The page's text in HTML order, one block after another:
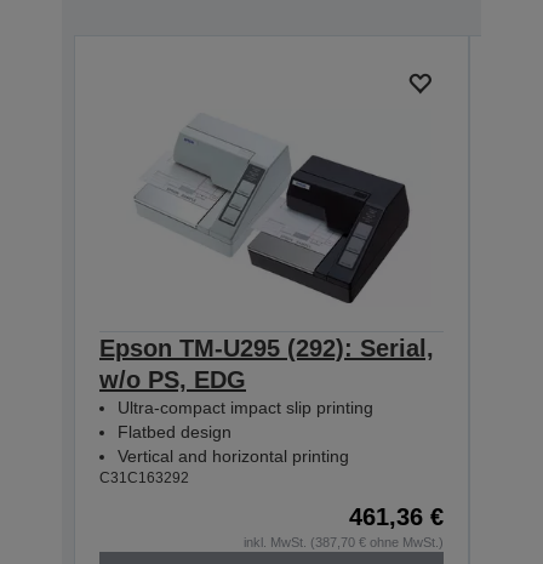
Epson TM-U295 (292): Serial,
w/o PS, EDG
Ultra-compact impact slip printing
Flatbed design
Vertical and horizontal printing
C31C163292
461,36 €
inkl. MwSt. (387,70 € ohne MwSt.)